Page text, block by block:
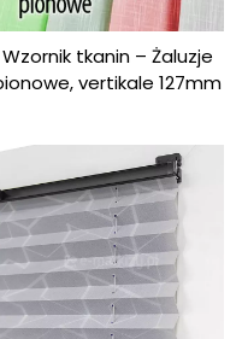
Wzornik tkanin – Żaluzje
vertikale 127mm